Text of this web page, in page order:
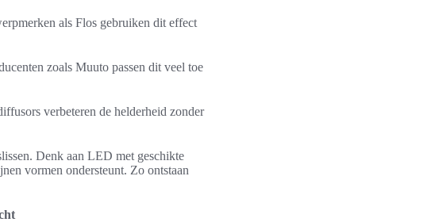
als Flos gebruiken dit effect
zoals Muuto passen dit veel toe
verbeteren de helderheid zonder
Denk aan LED met geschikte
vormen ondersteunt. Zo ontstaan